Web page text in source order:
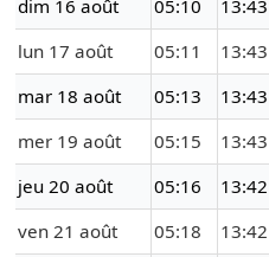
dim 16 août
05:10 13:43
lun 17 août
05:11 13:43
mar 18 août
05:13 13:43
mer 19 août
05:15 13:43
jeu 20 août
05:16 13:42
ven 21 août
05:18 13:42